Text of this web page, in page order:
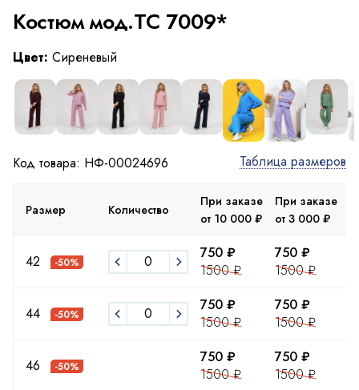
Костюм мод.ТС 7009*
Цвет: Сиреневый
Код товара: НФ-00024696 Таблица размеров
Размер Количество
При заказе
от 10 000 ₽
При заказе
от 3 000 ₽
42 -50%
750 ₽
1500 ₽
750 ₽
1500 ₽
44 -50%
750 ₽
1500 ₽
750 ₽
1500 ₽
46 -50%
750 ₽
1500 ₽
750 ₽
1500 ₽